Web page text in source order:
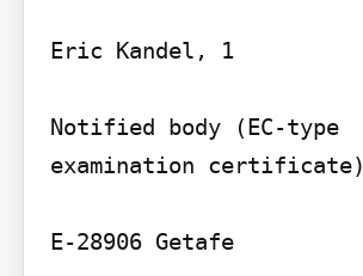
Eric Kandel, 1
Notified body (EC-type
examination certificate)
E-28906 Getafe